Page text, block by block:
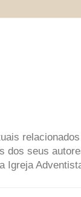
seus